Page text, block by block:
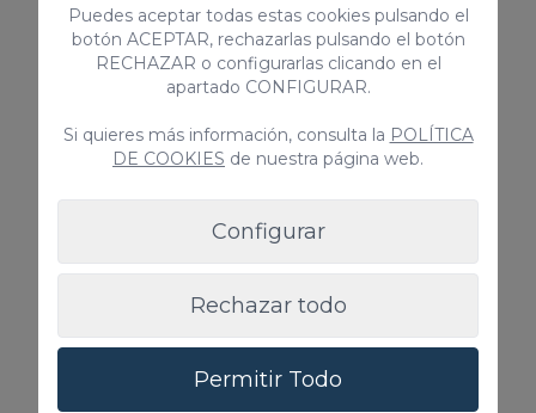
Puedes aceptar todas estas cookies pulsando el
botón ACEPTAR, rechazarlas pulsando el botón
RECHAZAR o configurarlas clicando en el
apartado CONFIGURAR.
Si quieres más información, consulta la POLÍTICA
DE COOKIES de nuestra página web.
Configurar
Rechazar todo
Permitir Todo